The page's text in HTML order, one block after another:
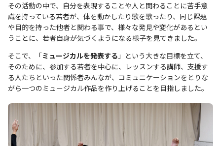
その活動の中で、自分を表現することや人と関わることに苦手意
識を持っている若者が、体を動かしたり歌を歌ったり、同じ課題
や目的を持った他者と関わる事で、様々な発見や変化があるとい
うことに、若者自身が気づくようになる様子を見てきました。
そこで、「ミュージカルを発表する 」という大きな目標を立て、
そのために、参加する若者を中心に、レッスンする講師、支援す
る人たちといった関係者みんなが、コミュニケーションをとりな
がら一つのミュージカル作品を作り上げることを目指しました。